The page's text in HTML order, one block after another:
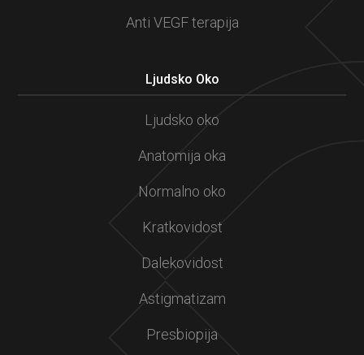
Anti VEGF terapija
Ljudsko Oko
Ljudsko oko
Anatomija oka
Normalno oko
Kratkovidost
Dalekovidost
Astigmatizam
Presbiopija